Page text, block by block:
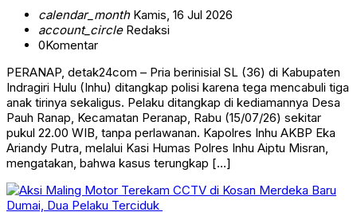
calendar_monthKamis, 16 Jul 2026
account_circleRedaksi
0Komentar
PERANAP, detak24com – Pria berinisial SL (36) di Kabupaten
Indragiri Hulu (Inhu) ditangkap polisi karena tega mencabuli tiga
anak tirinya sekaligus. Pelaku ditangkap di kediamannya Desa
Pauh Ranap, Kecamatan Peranap, Rabu (15/07/26) sekitar
pukul 22.00 WIB, tanpa perlawanan. Kapolres Inhu AKBP Eka
Ariandy Putra, melalui Kasi Humas Polres Inhu Aiptu Misran,
mengatakan, bahwa kasus terungkap […]